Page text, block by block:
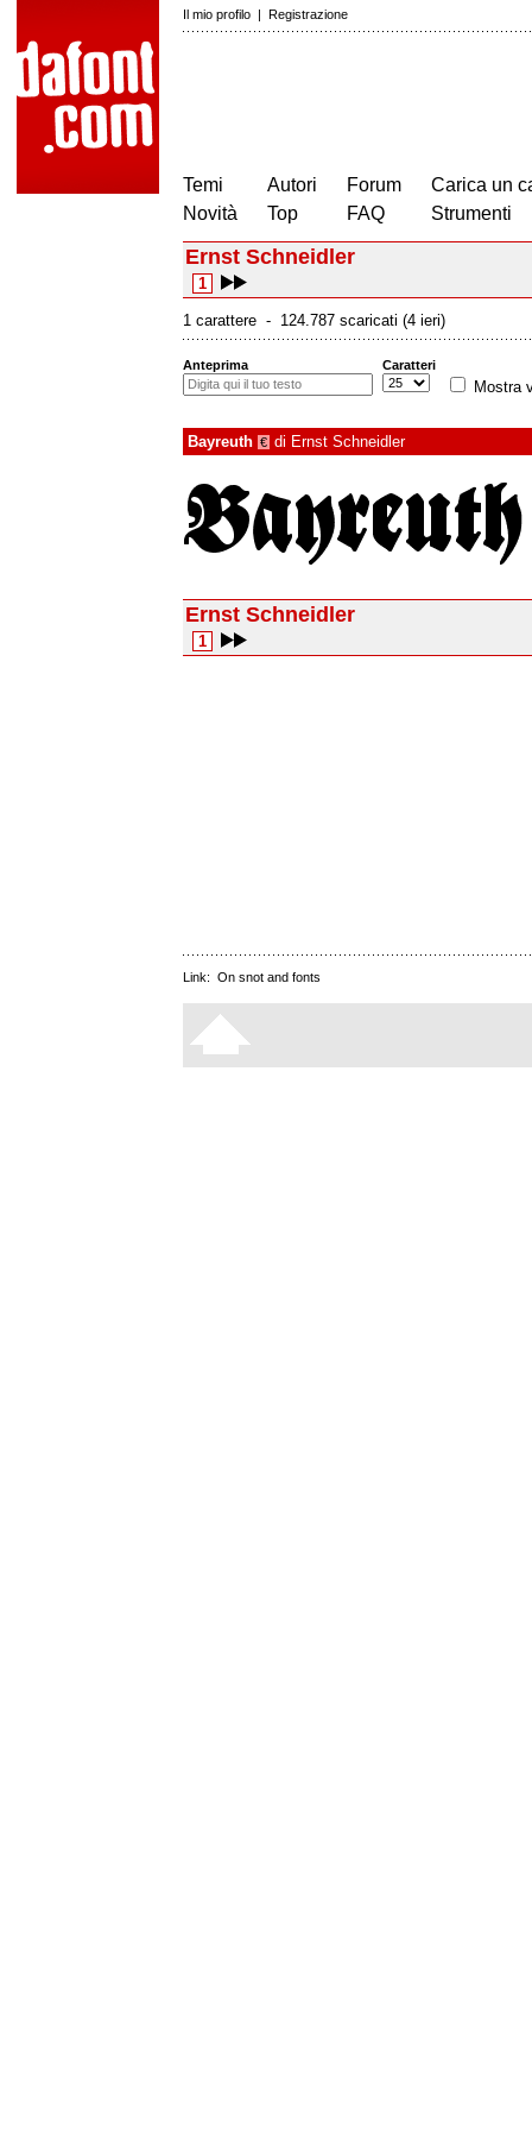
Il mio profilo | Registrazione
Temi
Novità
Autori
Top
Forum
FAQ
Carica un
Strumenti
Ernst Schneidler
1
1 carattere - 124.787 scaricati (4 ieri)
Anteprima Caratteri
Mostra
Bayreuth € di Ernst Schneidler
Ernst Schneidler
1
Link: On snot and fonts